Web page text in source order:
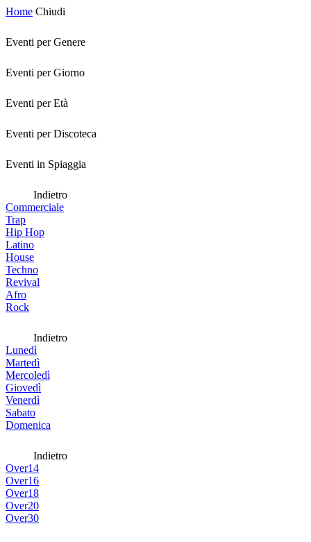
Home Chiudi
Eventi per Genere
Eventi per Giorno
Eventi per Età
Eventi per Discoteca
Eventi in Spiaggia
Indietro
Commerciale
Trap
Hip Hop
Latino
House
Techno
Revival
Afro
Rock
Indietro
Lunedì
Martedì
Mercoledì
Giovedì
Venerdì
Sabato
Domenica
Indietro
Over14
Over16
Over18
Over20
Over30